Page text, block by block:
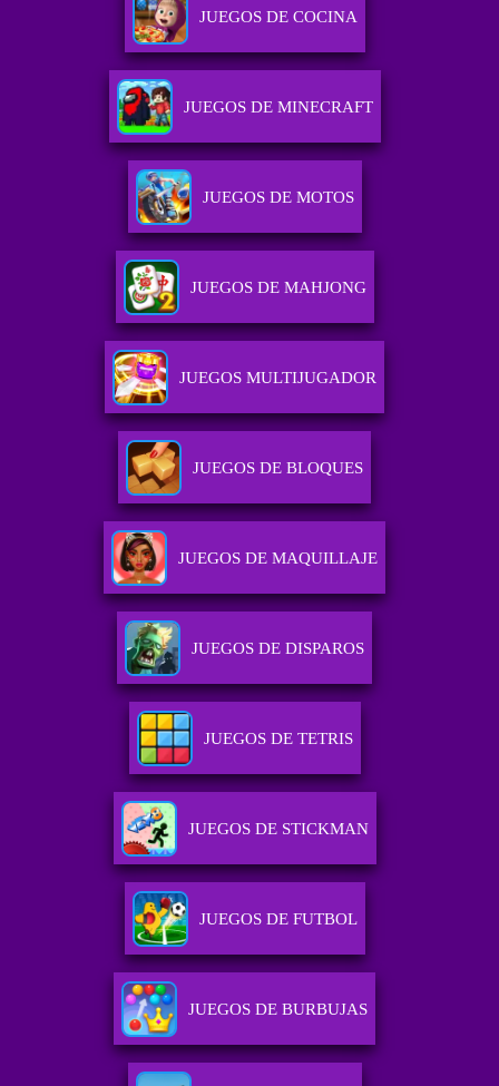
JUEGOS DE COCINA
JUEGOS DE MINECRAFT
JUEGOS DE MOTOS
JUEGOS DE MAHJONG
JUEGOS MULTIJUGADOR
JUEGOS DE BLOQUES
JUEGOS DE MAQUILLAJE
JUEGOS DE DISPAROS
JUEGOS DE TETRIS
JUEGOS DE STICKMAN
JUEGOS DE FUTBOL
JUEGOS DE BURBUJAS